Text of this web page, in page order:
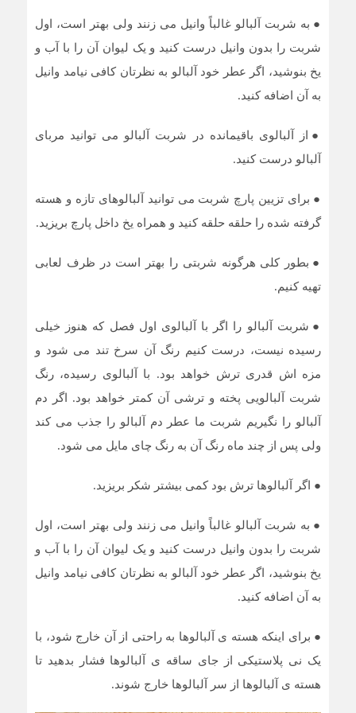
● به شربت آلبالو غالباً وانیل می زنند ولی بهتر است، اول
شربت را بدون وانیل درست کنید و یک لیوان آن را با آب و
یخ بنوشید، اگر عطر خود آلبالو به نظرتان کافی نیامد وانیل
به آن اضافه کنید.
● از آلبالوی باقیمانده در شربت آلبالو می توانید مربای
آلبالو درست کنید.
● برای تزیین پارچ شربت می توانید آلبالوهای تازه و هسته
گرفته شده را حلقه حلقه کنید و همراه یخ داخل پارچ بریزید.
● بطور کلی هرگونه شربتی را بهتر است در ظرف لعابی
تهیه کنیم.
● شربت آلبالو را اگر با آلبالوی اول فصل که هنوز خیلی
رسیده نیست، درست کنیم رنگ آن سرخ تند می شود و
مزه اش قدری ترش خواهد بود. با آلبالوی رسیده، رنگ
شربت آلبالویی پخته و ترشی آن کمتر خواهد بود. اگر دم
آلبالو را نگیریم شربت ما عطر دم آلبالو را جذب می کند
ولی پس از چند ماه رنگ آن به رنگ چای مایل می شود.
● اگر آلبالوها ترش بود کمی بیشتر شکر بریزید.
● به شربت آلبالو غالباً وانیل می زنند ولی بهتر است، اول
شربت را بدون وانیل درست کنید و یک لیوان آن را با آب و
یخ بنوشید، اگر عطر خود آلبالو به نظرتان کافی نیامد وانیل
به آن اضافه کنید.
● برای اینکه هسته ی آلبالوها به راحتی از آن خارج شود، با
یک نی پلاستیکی از جای ساقه ی آلبالوها فشار بدهید تا
هسته ی آلبالوها از سر آلبالوها خارج شوند.